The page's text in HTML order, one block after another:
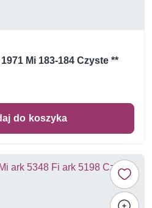
Mi 183-184 Czyste **
do koszyka